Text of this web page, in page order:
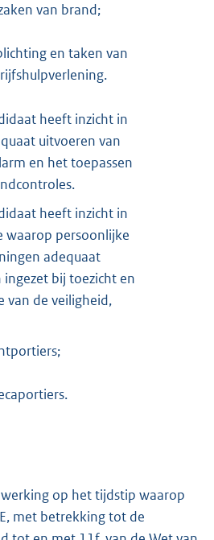
van brand;
en taken van
heeft inzicht in
uitvoeren van
en het toepassen
heeft inzicht in
waarop persoonlijke
adequaat
bij toezicht en
van de veiligheid,
op het tijdstip waarop
met betrekking tot de